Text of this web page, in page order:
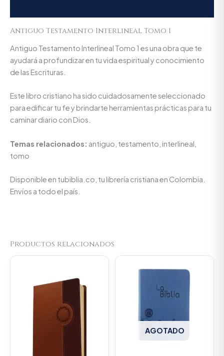
Antiguo Testamento Interlineal Tomo 1
Antiguo Testamento Interlineal Tomo 1 es una obra que te
ayudará a profundizar en tu vida espiritual y conocimiento
de las Escrituras.
Este libro cristiano ha sido cuidadosamente seleccionado
para edificar tu fe y brindarte herramientas prácticas para tu
caminar diario con Dios.
Temas relacionados: antiguo, testamento, interlineal,
tomo
Disponible en tubiblia.co, tu librería cristiana en Colombia.
Envíos a todo el país.
Productos relacionados
AGOTADO